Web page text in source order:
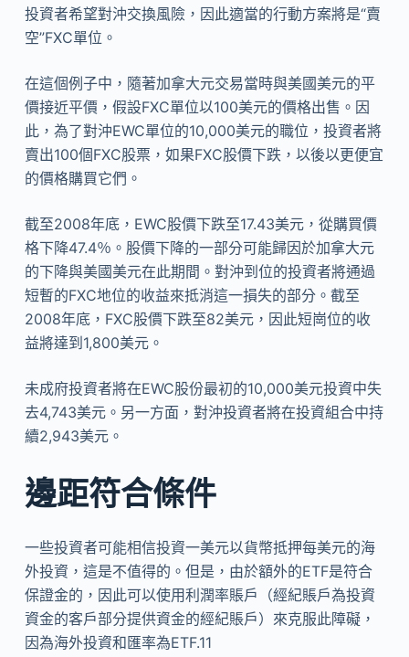
投資者希望對沖交換風險，因此適當的行動方案將是“賣
空”FXC單位。
在這個例子中，隨著加拿大元交易當時與美國美元的平
價接近平價，假設FXC單位以100美元的價格出售。因
此，為了對沖EWC單位的10,000美元的職位，投資者將
賣出100個FXC股票，如果FXC股價下跌，以後以更便宜
的價格購買它們。
截至2008年底，EWC股價下跌至17.43美元，從購買價
格下降47.4％。股價下降的一部分可能歸因於加拿大元
的下降與美國美元在此期間。對沖到位的投資者將通過
短暫的FXC地位的收益來抵消這一損失的部分。截至
2008年底，FXC股價下跌至82美元，因此短崗位的收
益將達到1,800美元。
未成府投資者將在EWC股份最初的10,000美元投資中失
去4,743美元。另一方面，對沖投資者將在投資組合中持
續2,943美元。
邊距符合條件
一些投資者可能相信投資一美元以貨幣抵押每美元的海
外投資，這是不值得的。但是，由於額外的ETF是符合
保證金的，因此可以使用利潤率賬戶（經紀賬戶為投資
資金的客戶部分提供資金的經紀賬戶）來克服此障礙，
因為海外投資和匯率為ETF.11